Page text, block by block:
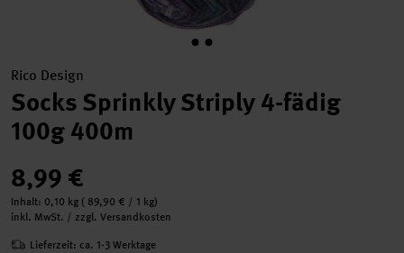
Rico Design
Socks Sprinkly Striply 4-fädig
100g 400m
8,99 €
Inhalt: 0,10 kg ( 89,90 € / 1 kg)
inkl. MwSt. / zzgl. Versandkosten
Lieferzeit: ca. 1-3 Werktage